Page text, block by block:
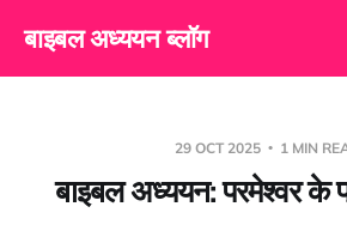
बाइबल अध्ययन ब्लॉग
29 OCT 2025 1 MIN
बाइबल अध्ययन: परमेश्वर के